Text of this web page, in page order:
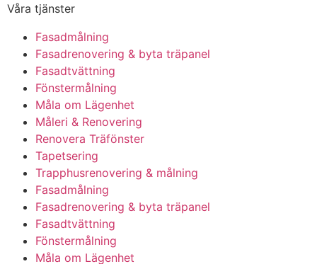
Våra tjänster
Fasadmålning
Fasadrenovering & byta träpanel
Fasadtvättning
Fönstermålning
Måla om Lägenhet
Måleri & Renovering
Renovera Träfönster
Tapetsering
Trapphusrenovering & målning
Fasadmålning
Fasadrenovering & byta träpanel
Fasadtvättning
Fönstermålning
Måla om Lägenhet